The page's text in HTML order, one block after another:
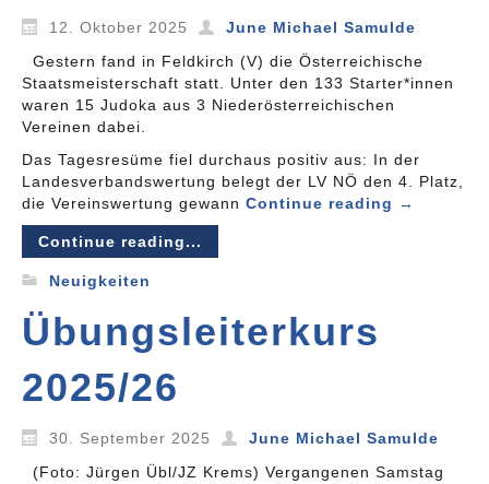
12. Oktober 2025
June Michael Samulde
Gestern fand in Feldkirch (V) die Österreichische
Staatsmeisterschaft statt. Unter den 133 Starter*innen
waren 15 Judoka aus 3 Niederösterreichischen
Vereinen dabei.
Das Tagesresüme fiel durchaus positiv aus: In der
Landesverbandswertung belegt der LV NÖ den 4. Platz,
die Vereinswertung gewann Continue reading →
Continue reading...
Neuigkeiten
Übungsleiterkurs
2025/26
30. September 2025
June Michael Samulde
(Foto: Jürgen Übl/JZ Krems) Vergangenen Samstag